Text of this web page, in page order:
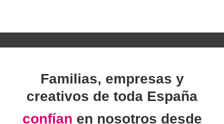
Familias, empresas y
creativos de toda España
confían en nosotros desde